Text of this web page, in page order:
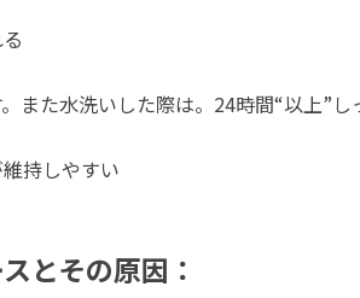
また水洗いした際は。24時間“以上”
持しやすい
とその原因：